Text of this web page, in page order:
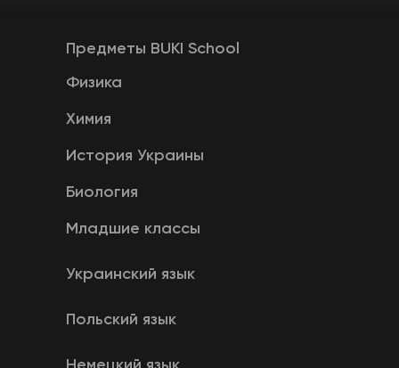
Предметы BUKI School
Физика
Химия
История Украины
Биология
Младшие классы
Украинский язык
Польский язык